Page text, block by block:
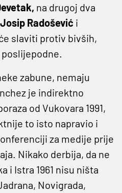
na drugoj dva
Josip Radošević i
slaviti protiv bivših,
zabune, nemaju
je indirektno
od Vukovara 1991,
to isto napravio i
za medije prije
Nikako derbija, da ne
i Istra 1961 nisu ništa
Novigrada,